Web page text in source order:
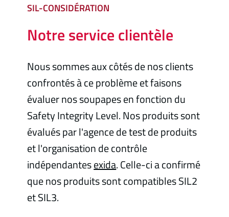
SIL-CONSIDÉRATION
Notre service clientèle
Nous sommes aux côtés de nos clients
confrontés à ce problème et faisons
évaluer nos soupapes en fonction du
Safety Integrity Level. Nos produits sont
évalués par l'agence de test de produits
et l'organisation de contrôle
indépendantesexida. Celle-ci a confirmé
que nos produits sont compatibles SIL2
et SIL3.